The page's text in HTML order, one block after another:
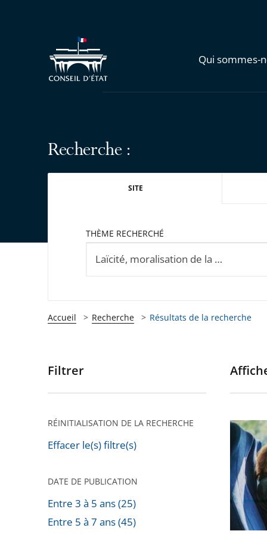
Qui sommes-
Recherche :
SITE
THÈME RECHERCHÉ
Accueil Recherche Résultats de la recherche
Passer
pour
après
Filtrer
RÉINITIALISATION DE LA RECHERCHE
Effacer le(s) filtre(s)
DATE DE PUBLICATION
Entre 3 à 5 ans (25)
Entre 5 à 7 ans (45)
La
de
pour
tous
les